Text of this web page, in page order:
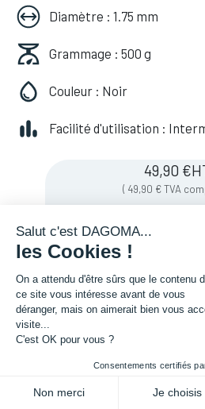
Diamètre : 1.75 mm
Grammage : 500 g
Couleur : Noir
Facilité d'utilisation :
49,90 €
( 49,90 €TVA
Description
Salut c'est DAGOMA...
les Cookies !
On a attendu d'être sûrs que le contenu
ce site vous intéresse avant de vous
déranger, mais on aimerait bien vous
visite...
C'est OK pour vous ?
Consentements certifiés
Non merci Je choisis